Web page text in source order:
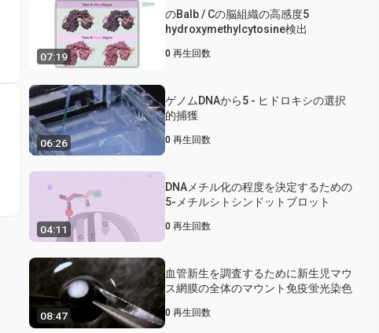
07:19
のBalb / Cの脳組織の高感度5
hydroxymethylcytosine検出
0 再生回数
06:26
ゲノムDNAから5 - ヒドロキシの選択
的捕獲
0 再生回数
04:11
DNAメチル化の程度を決定するための
5-メチルシトシンドットブロット
0 再生回数
08:47
血管新生を調査するために新生児マウ
ス網膜の全体のマウント免疫蛍光染色
0 再生回数